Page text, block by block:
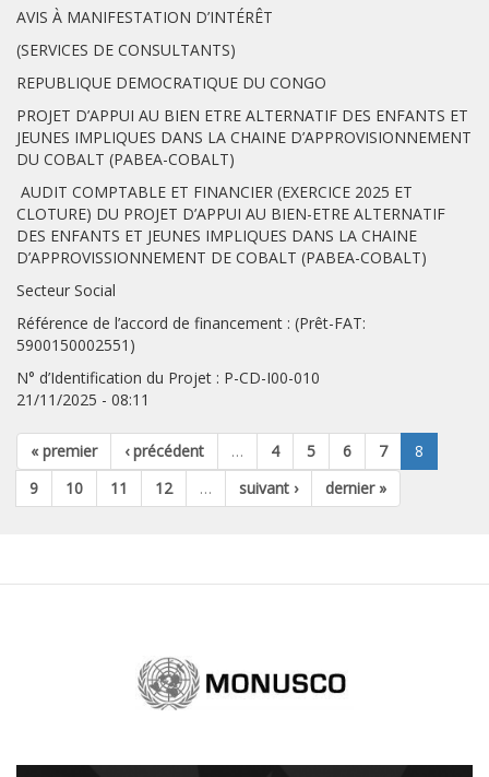
AVIS À MANIFESTATION D’INTÉRÊT
(SERVICES DE CONSULTANTS)
REPUBLIQUE DEMOCRATIQUE DU CONGO
PROJET D’APPUI AU BIEN ETRE ALTERNATIF DES ENFANTS ET
JEUNES IMPLIQUES DANS LA CHAINE D’APPROVISIONNEMENT
DU COBALT (PABEA-COBALT)
AUDIT COMPTABLE ET FINANCIER (EXERCICE 2025 ET
CLOTURE) DU PROJET D’APPUI AU BIEN-ETRE ALTERNATIF
DES ENFANTS ET JEUNES IMPLIQUES DANS LA CHAINE
D’APPROVISSIONNEMENT DE COBALT (PABEA-COBALT)
Secteur Social
Référence de l’accord de financement : (Prêt-FAT:
5900150002551)
N° d’Identification du Projet : P-CD-I00-010
21/11/2025 - 08:11
« premier ‹ précédent … 4 5 6 7
8
9
10 11 12 … suivant › dernier »